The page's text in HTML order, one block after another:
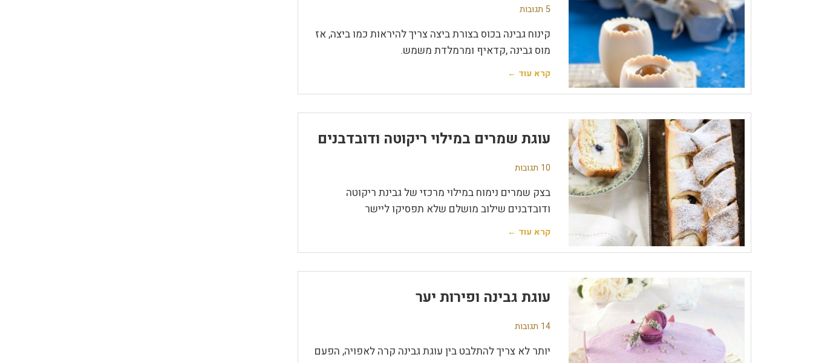
5 תגובות
קינוח גבינה בכוס בצורת ביצה צריך להיראות כמו ביצה, אז
מוס גבינה ,קדאיף ומרמלדת משמש.
קרא עוד ←
עוגת שמרים במילוי ריקוטה ודובדבנים
10 תגובות
בצק שמרים נימוח במילוי מרכזי של גבינת ריקוטה
ודובדבנים שילוב מושלם שלא תפסיקו ליישר
קרא עוד ←
עוגת גבינה ופירות יער
14 תגובות
יותר לא צריך להתלבט בין עוגת גבינה קרה לאפויה, הפעם